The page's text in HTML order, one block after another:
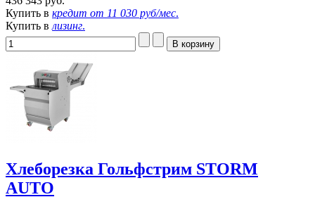
Купить в кредит от 11 030 руб/мес.
Купить в лизинг.
Хлеборезка Гольфстрим STORM
AUTO